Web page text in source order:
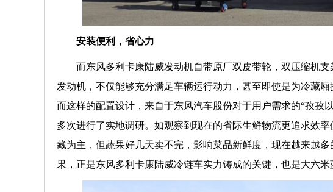
安装便利，省心力
而东风多利卡康陆威发动机自带原厂双皮带轮，双压缩机
发动机，不仅能够充分满足车辆运行动力，甚至即使是为冷藏
而这样的配置设计，来自于东风汽车股份对于用户需求的“孜孜
多次进行了实地调研。如观察到现在的省际生鲜物流更追求效
藏为主，但蔬果好几天卖不完，影响菜品新鲜度，现在越来越
果，正是东风多利卡康陆威冷链车实力铸成的关键，也是大六